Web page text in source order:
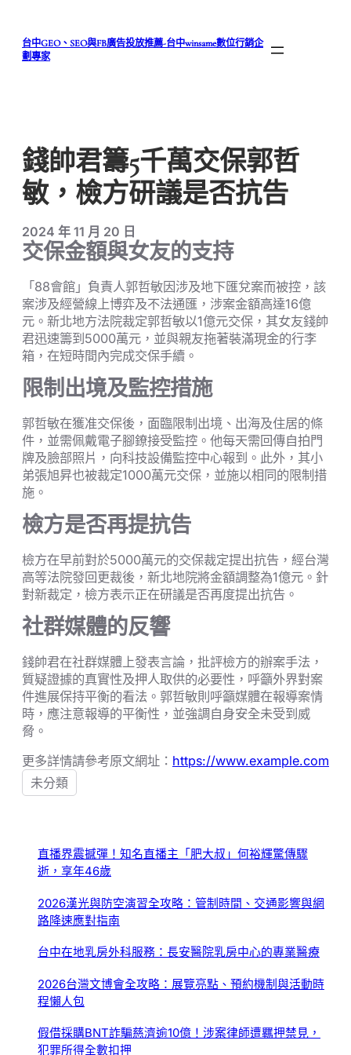
台中GEO、SEO與FB廣告投放推薦-台中winsame數位行銷企
劃專家
錢帥君籌5千萬交保郭哲
敏，檢方研議是否抗告
2024 年 11 月 20 日
交保金額與女友的支持
「88會館」負責人郭哲敏因涉及地下匯兌案而被控，該
案涉及經營線上博弈及不法通匯，涉案金額高達16億
元。新北地方法院裁定郭哲敏以1億元交保，其女友錢帥
君迅速籌到5000萬元，並與親友拖著裝滿現金的行李
箱，在短時間內完成交保手續。
限制出境及監控措施
郭哲敏在獲准交保後，面臨限制出境、出海及住居的條
件，並需佩戴電子腳鐐接受監控。他每天需回傳自拍門
牌及臉部照片，向科技設備監控中心報到。此外，其小
弟張旭昇也被裁定1000萬元交保，並施以相同的限制措
施。
檢方是否再提抗告
檢方在早前對於5000萬元的交保裁定提出抗告，經台灣
高等法院發回更裁後，新北地院將金額調整為1億元。針
對新裁定，檢方表示正在研議是否再度提出抗告。
社群媒體的反響
錢帥君在社群媒體上發表言論，批評檢方的辦案手法，
質疑證據的真實性及押人取供的必要性，呼籲外界對案
件進展保持平衡的看法。郭哲敏則呼籲媒體在報導案情
時，應注意報導的平衡性，並強調自身安全未受到威
脅。
更多詳情請參考原文網址： https://www.example.com
未分類
直播界震撼彈！知名直播主「肥大叔」何裕輝驚傳驟
逝，享年46歲
2026漢光與防空演習全攻略：管制時間、交通影響與網
路降速應對指南
台中在地乳房外科服務：長安醫院乳房中心的專業醫療
2026台灣文博會全攻略：展覽亮點、預約機制與活動時
程懶人包
假借採購BNT詐騙慈濟逾10億！涉案律師遭羈押禁見，
犯罪所得全數扣押